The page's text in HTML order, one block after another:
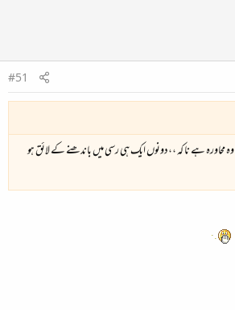
#51
وہ محاورہ ہے نا کہ ،،دونوں ایک ہی رسی میں باندھنے کے لائق ہو